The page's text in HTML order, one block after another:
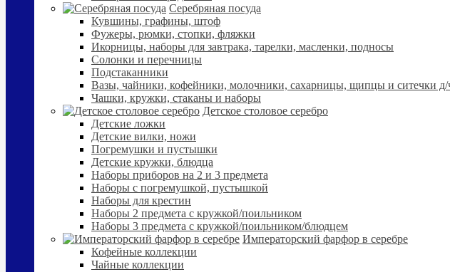
Серебряная посуда
Кувшины, графины, штоф
Фужеры, рюмки, стопки, фляжки
Икорницы, наборы для завтрака, тарелки, масленки, подносы
Солонки и перечницы
Подстаканники
Вазы, чайники, кофейники, молочники, сахарницы, щипцы и ситечки д/
Чашки, кружки, стаканы и наборы
Детское столовое серебро
Детские ложки
Детские вилки, ножи
Погремушки и пустышки
Детские кружки, блюдца
Наборы приборов на 2 и 3 предмета
Наборы с погремушкой, пустышкой
Наборы для крестин
Наборы 2 предмета с кружкой/поильником
Наборы 3 предмета с кружкой/поильником/блюдцем
Императорский фарфор в серебре
Кофейные коллекции
Чайные коллекции